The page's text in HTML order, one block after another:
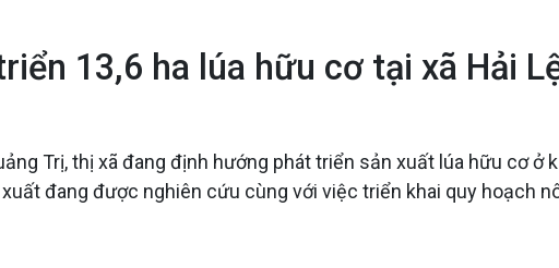
13,6 ha lúa hữu cơ tại xã Hải
Trị, thị xã đang định hướng phát triển sản xuất lúa hữu cơ
đang được nghiên cứu cùng với việc triển khai quy hoạch